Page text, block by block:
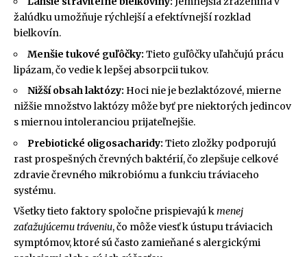
žalúdku umožňuje rýchlejší a efektívnejší rozklad
bielkovín.
Menšie tukové guľôčky: Tieto guľôčky uľahčujú prácu
lipázam, čo vedie k lepšej absorpcii tukov.
Nižší obsah laktózy: Hoci nie je bezlaktózové, mierne
nižšie množstvo laktózy môže byť pre niektorých jedincov
s miernou intoleranciou prijateľnejšie.
Prebiotické oligosacharidy: Tieto zložky podporujú
rast prospešných črevných baktérií, čo zlepšuje celkové
zdravie črevného mikrobiómu a funkciu tráviaceho
systému.
Všetky tieto faktory spoločne prispievajú kmenej
zaťažujúcemu tráveniu, čo môže viesť k ústupu tráviacich
symptómov, ktoré sú často zamieňané s alergickými